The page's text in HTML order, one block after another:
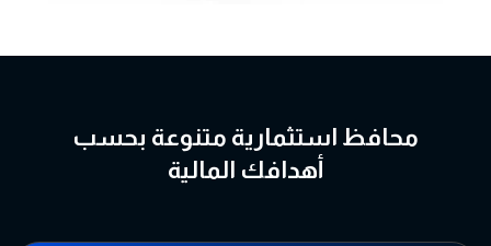
محافظ استثمارية متنوعة بحسب
أهدافك المالية